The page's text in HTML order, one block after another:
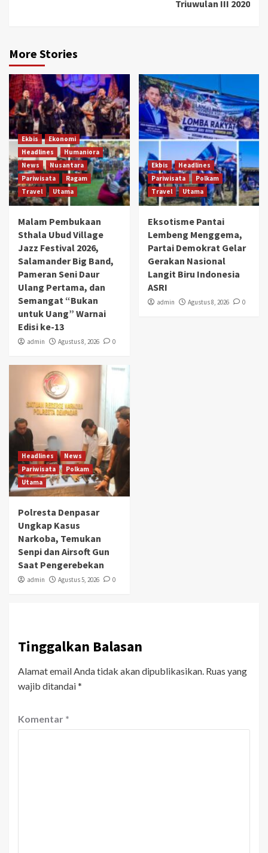
Triuwulan III 2020
More Stories
Ekbis
Ekonomi
Headlines
Humaniora
News
Nusantara
Pariwisata
Ragam
Travel
Utama
Malam Pembukaan
Sthala Ubud Village
Jazz Festival 2026,
Salamander Big Band,
Pameran Seni Daur
Ulang Pertama, dan
Semangat “Bukan
untuk Uang” Warnai
Edisi ke-13
admin Agustus 8, 2026 0
Ekbis
Headlines
Pariwisata
Polkam
Travel
Utama
Eksotisme Pantai
Lembeng Menggema,
Partai Demokrat Gelar
Gerakan Nasional
Langit Biru Indonesia
ASRI
admin Agustus 8, 2026 0
Headlines
News
Pariwisata
Polkam
Utama
Polresta Denpasar
Ungkap Kasus
Narkoba, Temukan
Senpi dan Airsoft Gun
Saat Pengerebekan
admin Agustus 5, 2026 0
Tinggalkan Balasan
Alamat email Anda tidak akan dipublikasikan. Ruas yang
wajib ditandai*
Komentar *